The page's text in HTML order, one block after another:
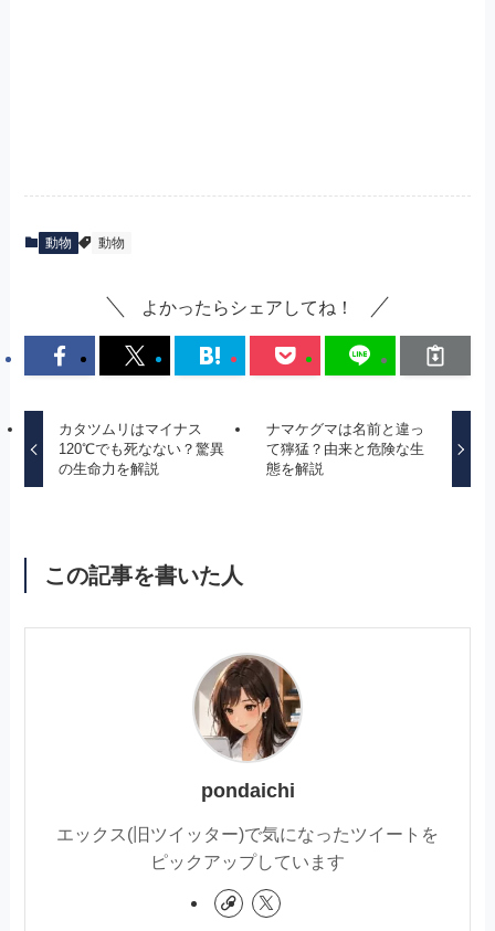
動物 動物
よかったらシェアしてね！
カタツムリはマイナス
120℃でも死なない？驚異
の生命力を解説
ナマケグマは名前と違っ
て獰猛？由来と危険な生
態を解説
この記事を書いた人
pondaichi
エックス(旧ツイッター)で気になったツイートを
ピックアップしています